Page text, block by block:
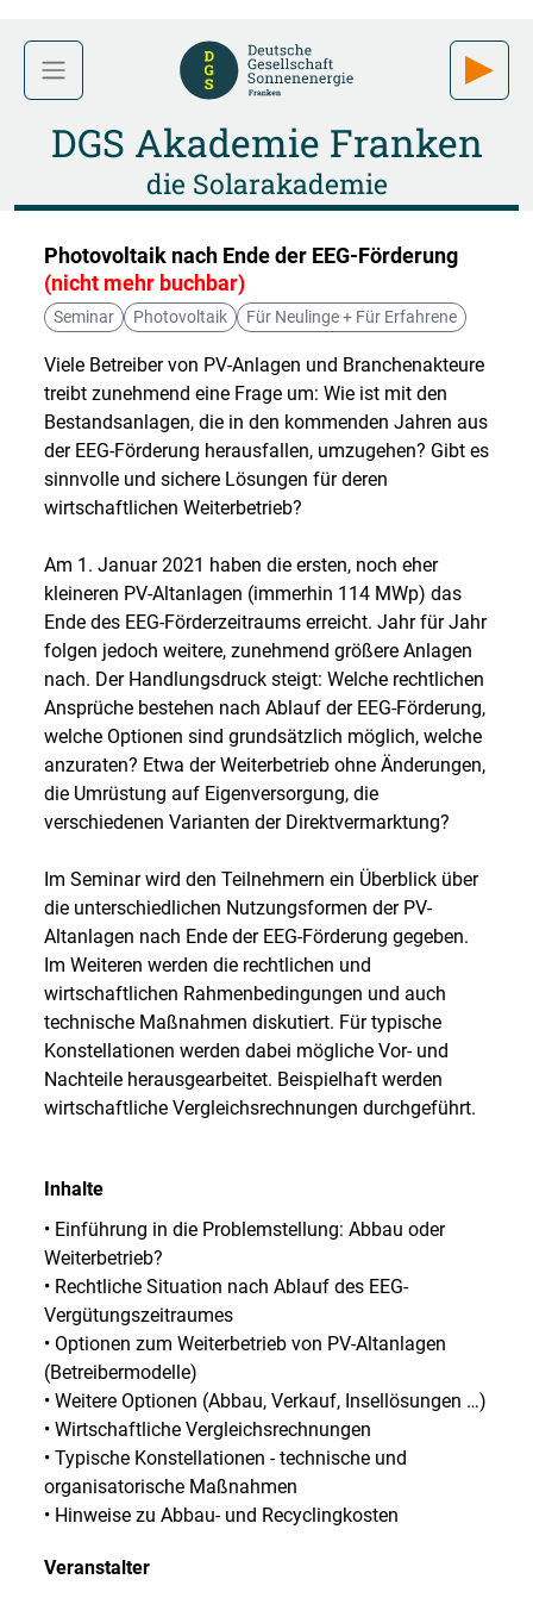
DGS Akademie Franken
die Solarakademie
Photovoltaik nach Ende der EEG-Förderung
(nicht mehr buchbar)
Seminar Photovoltaik Für Neulinge + Für Erfahrene
Viele Betreiber von PV-Anlagen und Branchenakteure
treibt zunehmend eine Frage um: Wie ist mit den
Bestandsanlagen, die in den kommenden Jahren aus
der EEG-Förderung herausfallen, umzugehen? Gibt es
sinnvolle und sichere Lösungen für deren
wirtschaftlichen Weiterbetrieb?
Am 1. Januar 2021 haben die ersten, noch eher
kleineren PV-Altanlagen (immerhin 114 MWp) das
Ende des EEG-Förderzeitraums erreicht. Jahr für Jahr
folgen jedoch weitere, zunehmend größere Anlagen
nach. Der Handlungsdruck steigt: Welche rechtlichen
Ansprüche bestehen nach Ablauf der EEG-Förderung,
welche Optionen sind grundsätzlich möglich, welche
anzuraten? Etwa der Weiterbetrieb ohne Änderungen,
die Umrüstung auf Eigenversorgung, die
verschiedenen Varianten der Direktvermarktung?
Im Seminar wird den Teilnehmern ein Überblick über
die unterschiedlichen Nutzungsformen der PV-
Altanlagen nach Ende der EEG-Förderung gegeben.
Im Weiteren werden die rechtlichen und
wirtschaftlichen Rahmenbedingungen und auch
technische Maßnahmen diskutiert. Für typische
Konstellationen werden dabei mögliche Vor- und
Nachteile herausgearbeitet. Beispielhaft werden
wirtschaftliche Vergleichsrechnungen durchgeführt.
Inhalte
• Einführung in die Problemstellung: Abbau oder
Weiterbetrieb?
• Rechtliche Situation nach Ablauf des EEG-
Vergütungszeitraumes
• Optionen zum Weiterbetrieb von PV-Altanlagen
(Betreibermodelle)
• Weitere Optionen (Abbau, Verkauf, Insellösungen …)
• Wirtschaftliche Vergleichsrechnungen
• Typische Konstellationen - technische und
organisatorische Maßnahmen
• Hinweise zu Abbau- und Recyclingkosten
Veranstalter